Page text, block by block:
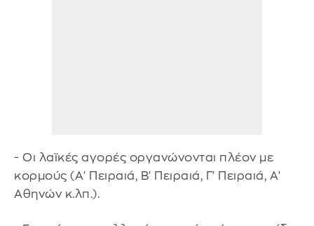
- Οι λαϊκές αγορές οργανώνονται πλέον με
κορμούς (Α' Πειραιά, Β' Πειραιά, Γ' Πειραιά, Α'
Αθηνών κ.λπ.).